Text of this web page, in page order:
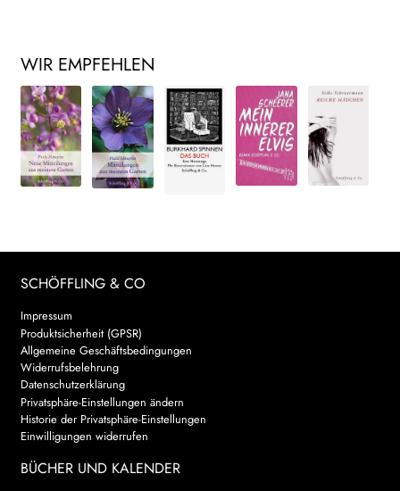
WIR EMPFEHLEN
SCHÖFFLING & CO
Impressum
Produktsicherheit (GPSR)
Allgemeine Geschäftsbedingungen
Widerrufsbelehrung
Datenschutzerklärung
Privatsphäre-Einstellungen ändern
Historie der Privatsphäre-Einstellungen
Einwilligungen widerrufen
BÜCHER UND KALENDER